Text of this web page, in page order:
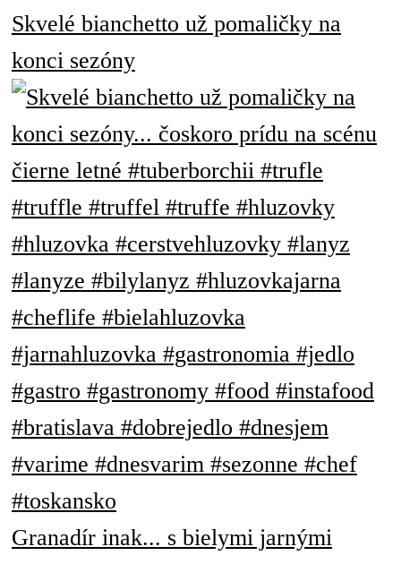
Skvelé bianchetto už pomaličky na
konci sezóny
Granadír inak... s bielymi jarnými